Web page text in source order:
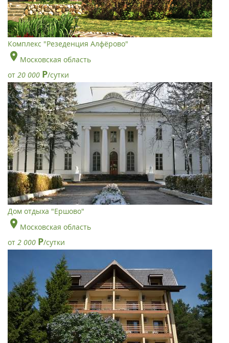
Комплекс "Резеденция Алфёрово"
Московская область
от 20 000 Р/сутки
Дом отдыха "Ершово"
Московская область
от 2 000 Р/сутки